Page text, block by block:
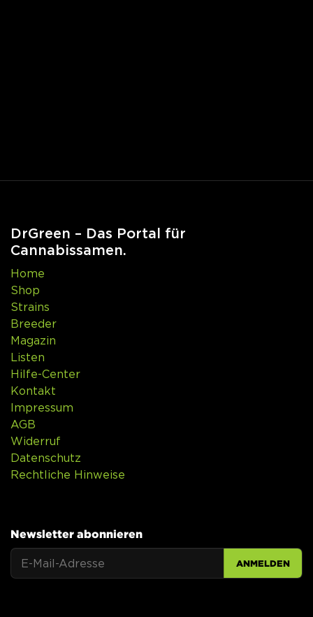
DrGreen – Das Portal für
Cannabissamen.
Home
Shop
Strains
Breeder
Magazin
Listen
Hilfe-Center
Kontakt
Impressum
AGB
Widerruf
Datenschutz
Rechtliche Hinweise
Newsletter abonnieren
ANMELDEN